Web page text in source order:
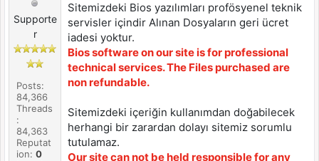
Supporte
r
Posts:
84,366
Threads
:
84,363
Reputat
ion:0
Sitemizdeki Bios yazılımları profösyenel teknik
servisler içindir Alınan Dosyaların geri ücret
iadesi yoktur.
Bios software on our site is for professional
technical services. The Files purchased are
non refundable.
Sitemizdeki içeriğin kullanımdan doğabilecek
herhangi bir zarardan dolayı sitemiz sorumlu
tutulamaz.
Our site can not be held responsible for any